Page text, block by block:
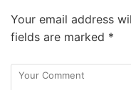
Your email address
fields are marked *